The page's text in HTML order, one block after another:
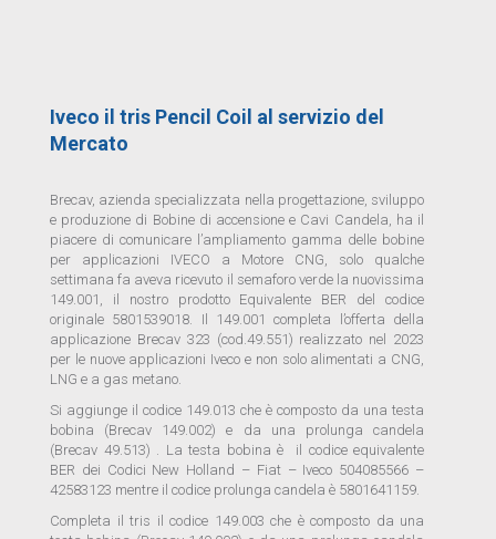
Iveco il tris Pencil Coil al servizio del
Mercato
Brecav, azienda specializzata nella progettazione, sviluppo
e produzione di Bobine di accensione e Cavi Candela, ha il
piacere di comunicare l’ampliamento gamma delle bobine
per applicazioni IVECO a Motore CNG, solo qualche
settimana fa aveva ricevuto il semaforo verde la nuovissima
149.001, il nostro prodotto Equivalente BER del codice
originale 5801539018. Il 149.001 completa l’offerta della
applicazione Brecav 323 (cod.49.551) realizzato nel 2023
per le nuove applicazioni Iveco e non solo alimentati a CNG,
LNG e a gas metano.
Si aggiunge il codice 149.013 che è composto da una testa
bobina (Brecav 149.002) e da una prolunga candela
(Brecav 49.513) . La testa bobina è il codice equivalente
BER dei Codici New Holland – Fiat – Iveco 504085566 –
42583123 mentre il codice prolunga candela è 5801641159.
Completa il tris il codice 149.003 che è composto da una